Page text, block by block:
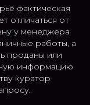
фактическая
отличаться от
у менеджера
работы, а
проданы или
информацию
куратор